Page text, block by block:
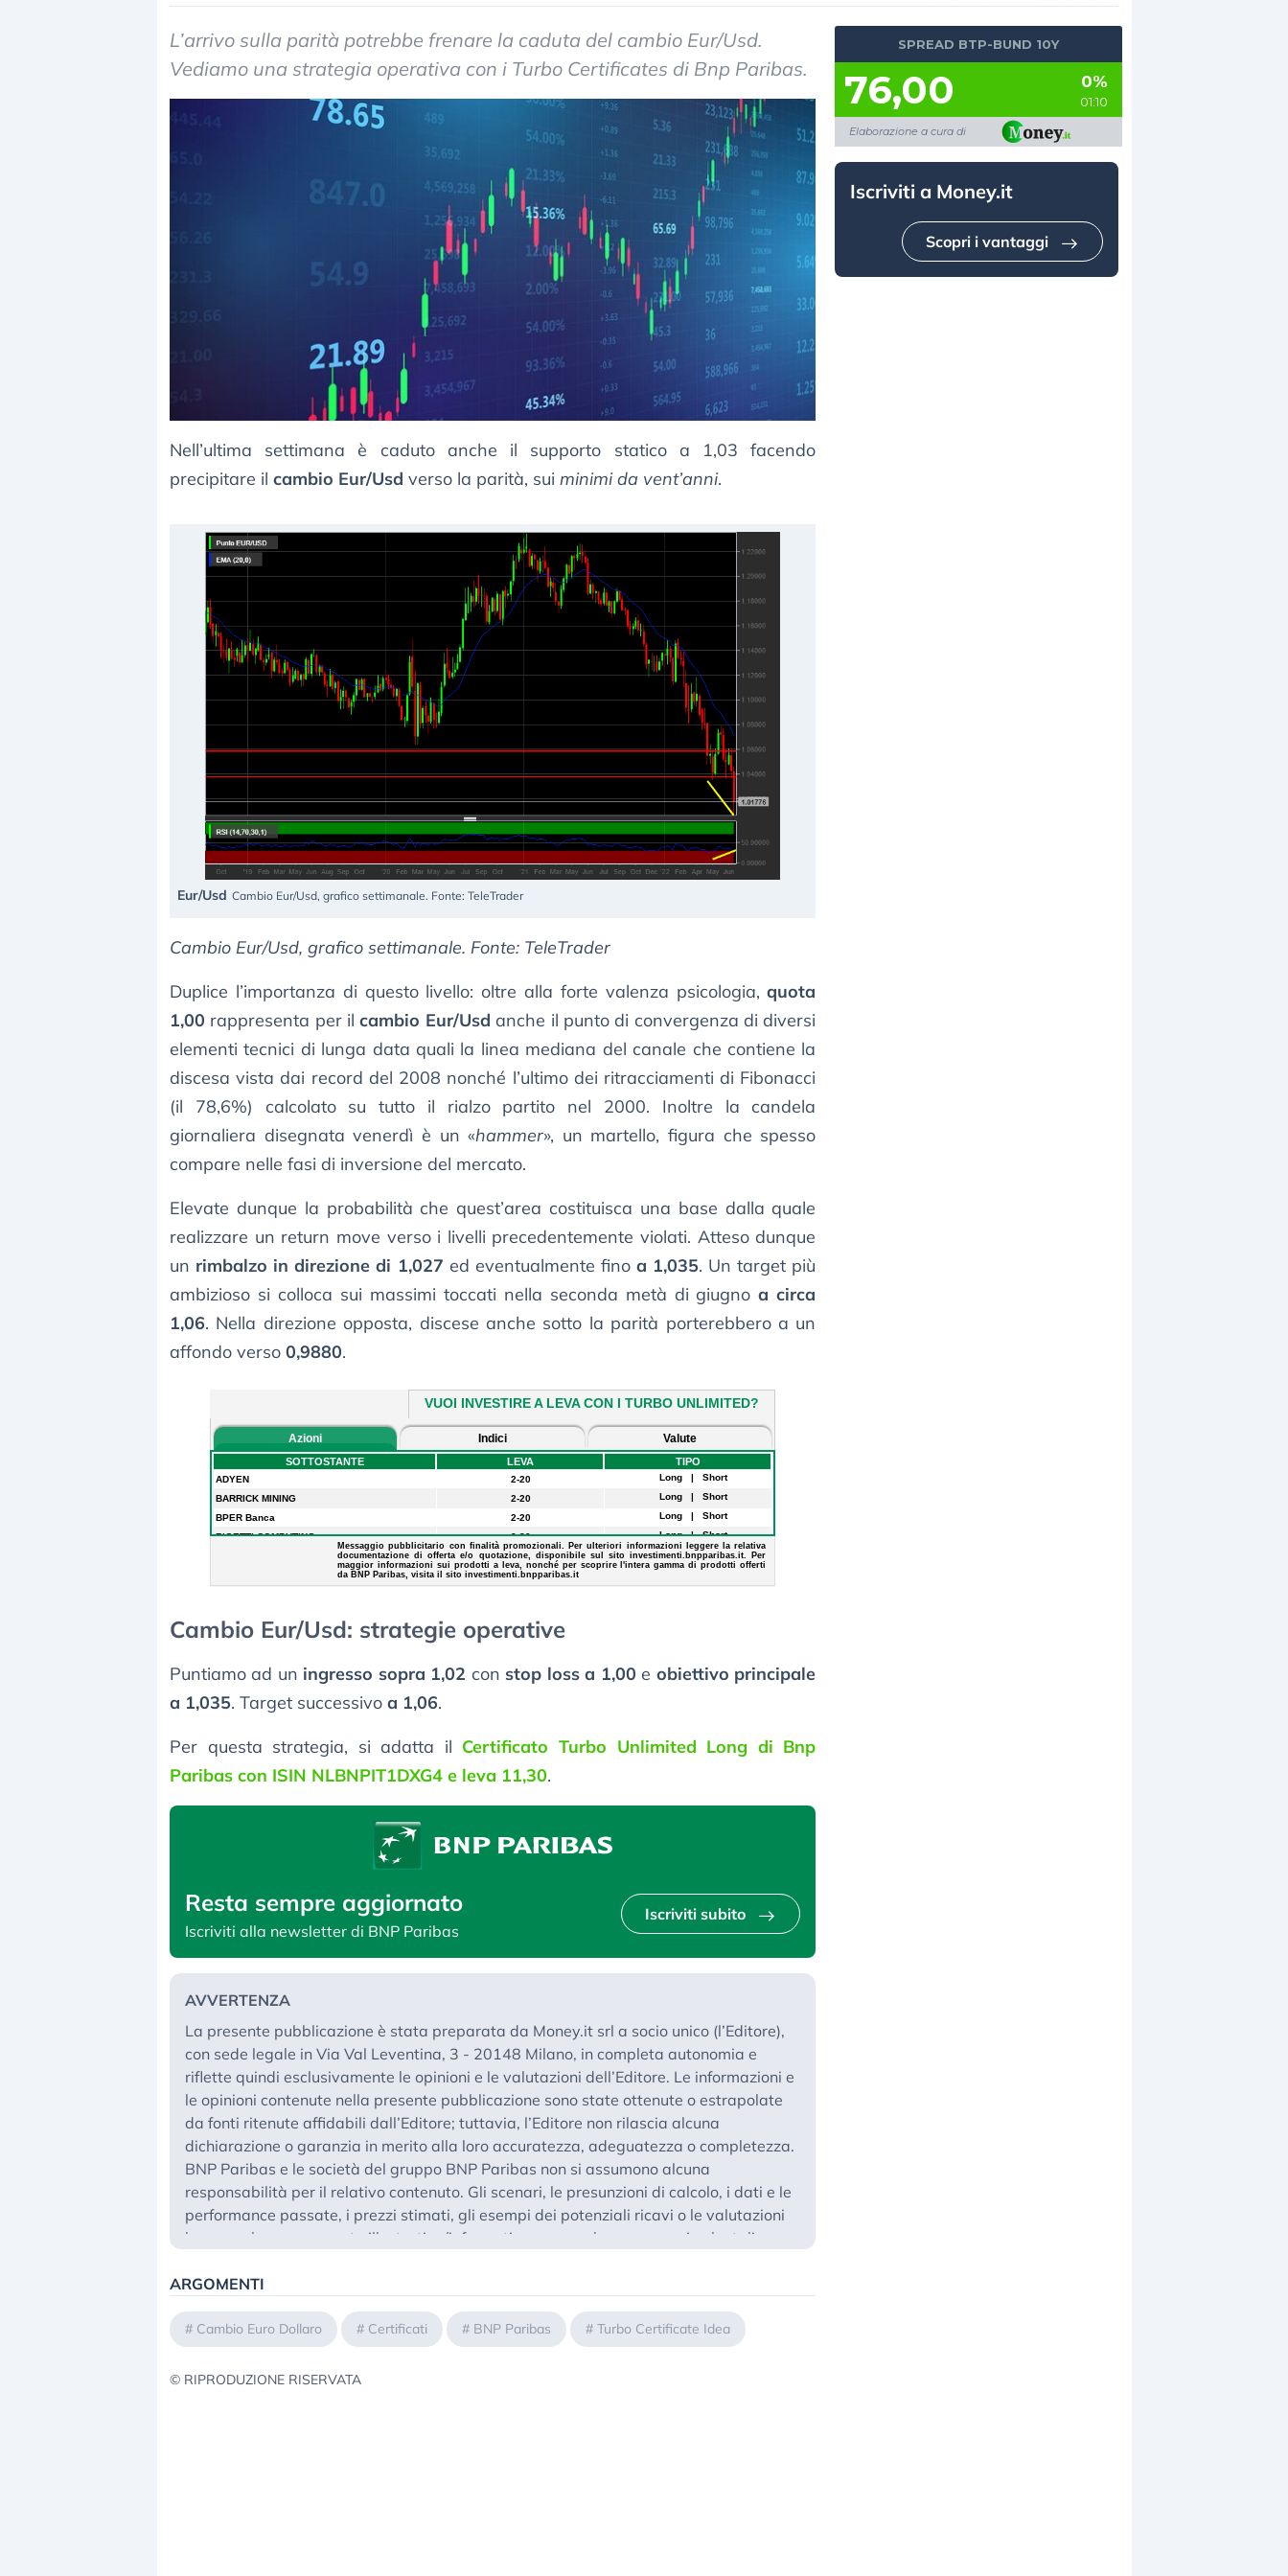
L’arrivo sulla parità potrebbe frenare la caduta del cambio Eur/Usd.
Vediamo una strategia operativa con i Turbo Certificates di Bnp Paribas.
Nell’ultima settimana è caduto anche il supporto statico a 1,03 facendo
precipitare il cambio Eur/Usd verso la parità, sui minimi da vent’anni.
Eur/Usd Cambio Eur/Usd, grafico settimanale. Fonte: TeleTrader
Cambio Eur/Usd, grafico settimanale. Fonte: TeleTrader
Duplice l’importanza di questo livello: oltre alla forte valenza psicologia,quota
1,00 rappresenta per ilcambio Eur/Usd anche il punto di convergenza di diversi
elementi tecnici di lunga data quali la linea mediana del canale che contiene la
discesa vista dai record del 2008 nonché l’ultimo dei ritracciamenti di Fibonacci
(il 78,6%) calcolato su tutto il rialzo partito nel 2000. Inoltre la candela
giornaliera disegnata venerdì è un «hammer», un martello, figura che spesso
compare nelle fasi di inversione del mercato.
Elevate dunque la probabilità che quest’area costituisca una base dalla quale
realizzare un return move verso i livelli precedentemente violati. Atteso dunque
un rimbalzo in direzione di 1,027 ed eventualmente fino a 1,035. Un target più
ambizioso si colloca sui massimi toccati nella seconda metà di giugnoa circa
1,06. Nella direzione opposta, discese anche sotto la parità porterebbero a un
affondo verso 0,9880.
Cambio Eur/Usd: strategie operative
Puntiamo ad un ingresso sopra 1,02 con stop loss a 1,00e obiettivo principale
a 1,035. Target successivo a 1,06.
Per questa strategia, si adatta il Certificato Turbo Unlimited Long di Bnp
Paribas con ISIN NLBNPIT1DXG4 e leva 11,30.
Resta sempre aggiornato
Iscriviti alla newsletter di BNP Paribas
Iscriviti subito
AVVERTENZA
La presente pubblicazione è stata preparata da Money.it srl a socio unico (l’Editore),
con sede legale in Via Val Leventina, 3 - 20148 Milano, in completa autonomia e
riflette quindi esclusivamente le opinioni e le valutazioni dell’Editore. Le informazioni e
le opinioni contenute nella presente pubblicazione sono state ottenute o estrapolate
da fonti ritenute affidabili dall’Editore; tuttavia, l’Editore non rilascia alcuna
dichiarazione o garanzia in merito alla loro accuratezza, adeguatezza o completezza.
BNP Paribas e le società del gruppo BNP Paribas non si assumono alcuna
responsabilità per il relativo contenuto. Gli scenari, le presunzioni di calcolo, i dati e le
performance passate, i prezzi stimati, gli esempi dei potenziali ricavi o le valutazioni
hanno valore meramente illustrativo/informativo, senza alcuna garanzia che tali
l’Editore non è responsabile per qualsiasi perdita o danno, diretto o indiretto, che
possa derivare dall’utilizzo dei contenuti della presente pubblicazione.
Per informazioni su Money.it srl a socio unico, in qualità di produttore delle
raccomandazioni, sulla presentazione delle raccomandazioni e sulle posizioni e
conflitti di interesse del produttore, si prega di
ARGOMENTI
# Cambio Euro Dollaro # Certificati # BNP Paribas # Turbo Certificate Idea
© RIPRODUZIONE RISERVATA
SPREAD BTP-BUND 10Y
76,00 0%
01:10
Elaborazione a cura di
Iscriviti a Money.it
Scopri i vantaggi